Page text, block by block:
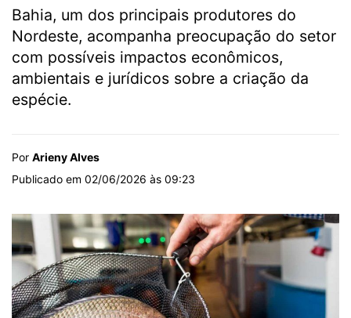
Bahia, um dos principais produtores do
Nordeste, acompanha preocupação do setor
com possíveis impactos econômicos,
ambientais e jurídicos sobre a criação da
espécie.
Por Arieny Alves
Publicado em 02/06/2026 às 09:23